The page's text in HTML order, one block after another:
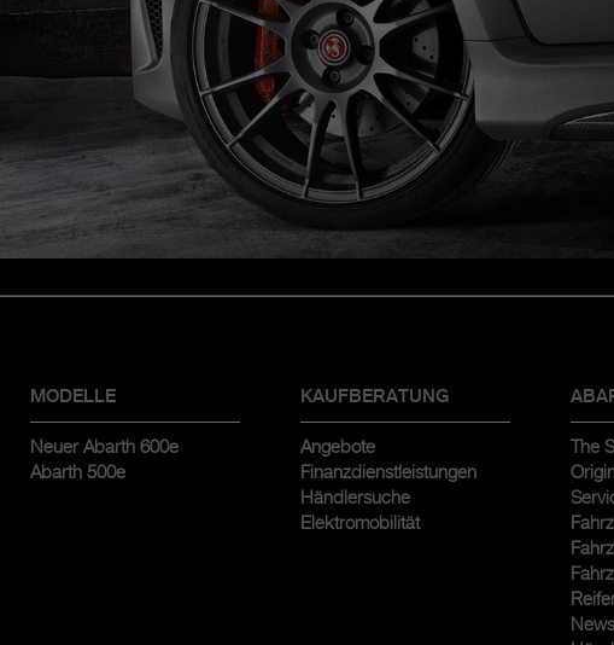
MODELLE
Neuer Abarth 600e
Abarth 500e
KAUFBERATUNG
Angebote
Finanzdienstleistungen
Händlersuche
Elektromobilität
The